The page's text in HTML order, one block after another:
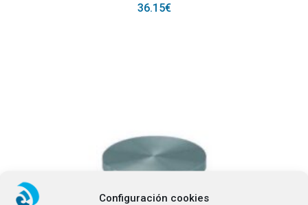
Configuración cookies
36.15€